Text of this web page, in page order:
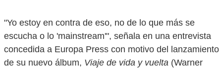
"Yo estoy en contra de eso, no de lo que más se
escucha o lo 'mainstream'", señala en una entrevista
concedida a Europa Press con motivo del lanzamiento
de su nuevo álbum, Viaje de vida y vuelta (Warner